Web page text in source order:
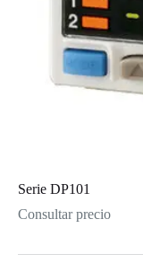
Serie DP101
Consultar precio